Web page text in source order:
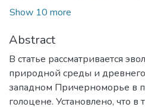
Show 10 more
Abstract
В статье рассматривается
природной среды и
западном Причерноморье в
голоцене. Установлено, что